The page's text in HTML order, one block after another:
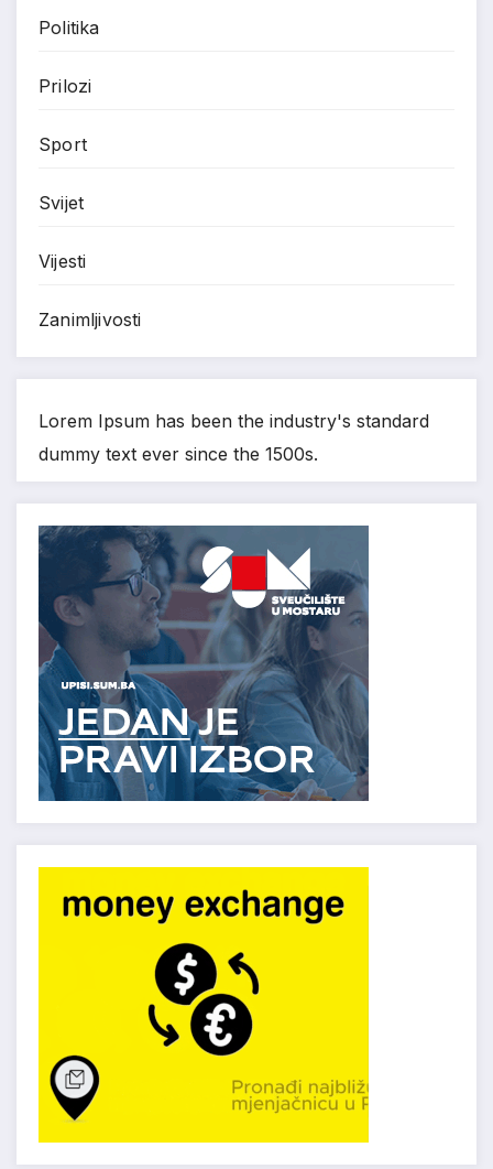
Politika
Prilozi
Sport
Svijet
Vijesti
Zanimljivosti
Lorem Ipsum has been the industry's standard
dummy text ever since the 1500s.